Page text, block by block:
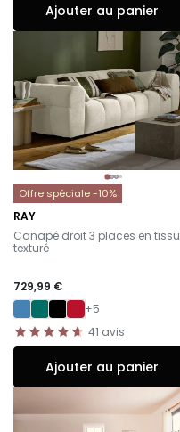
Ajouter au panier
Offre spéciale -10%
RAY
-
Canapé droit 3 places en tissu
texturé
729,99 €
+5
41 avis
Ajouter au panier